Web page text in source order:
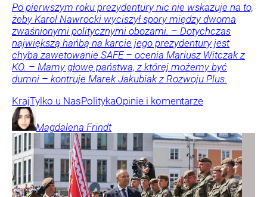
Po pierwszym roku prezydentury nic nie wskazuje na to,
żeby Karol Nawrocki wyciszył spory między dwoma
zwaśnionymi politycznymi obozami. – Dotychczas
największą hańbą na karcie jego prezydentury jest
chyba zawetowanie SAFE – ocenia Mariusz Witczak z
KO. – Mamy głowę państwa, z której możemy być
dumni – kontruje Marek Jakubiak z Rozwoju Plus.
KrajTylko u NasPolitykaOpinie i komentarze
Magdalena Frindt